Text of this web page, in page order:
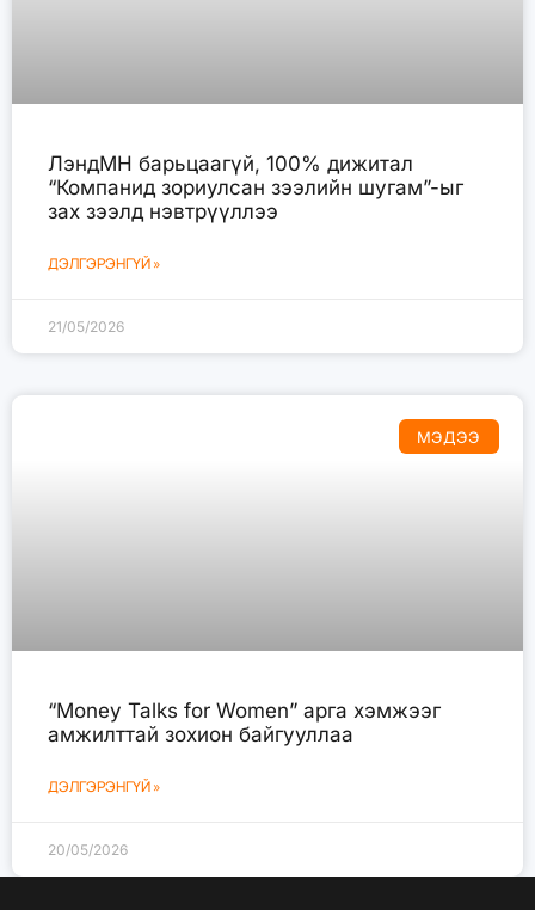
ЛэндМН барьцаагүй, 100% дижитал
“Компанид зориулсан зээлийн шугам”-ыг
зах зээлд нэвтрүүллээ
ДЭЛГЭРЭНГҮЙ »
21/05/2026
МЭДЭЭ
“Money Talks for Women” арга хэмжээг
амжилттай зохион байгууллаа
ДЭЛГЭРЭНГҮЙ »
20/05/2026